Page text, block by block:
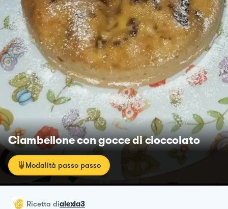
Ciambellone con gocce di cioccolato
Modalità passo passo
ricetta dialexia3